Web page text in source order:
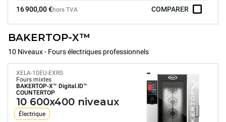
16 900,00 €hors TVA COMPARER
BAKERTOP-X™
10 Niveaux - Fours électriques professionnels
XELA-10EU-EXRS
Fours mixtes
BAKERTOP-X™ Digital.ID™
COUNTERTOP
10 600x400 niveaux
Électrique